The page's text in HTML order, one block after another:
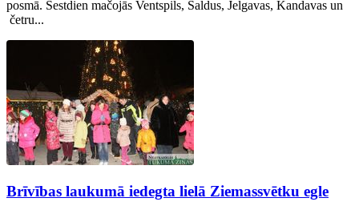
posmā. Sestdien mačojās Ventspils, Saldus, Jelgavas, Kandavas un
četru...
Brīvības laukumā iedegta lielā Ziemassvētku egle